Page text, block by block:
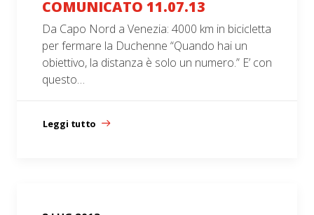
COMUNICATO 11.07.13
Da Capo Nord a Venezia: 4000 km in bicicletta
per fermare la Duchenne “Quando hai un
obiettivo, la distanza è solo un numero.” E’ con
questo…
Leggi tutto